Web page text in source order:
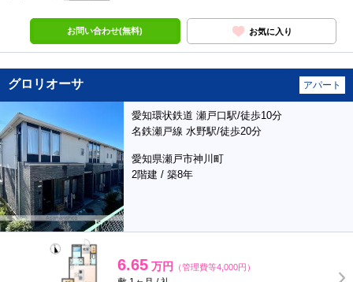
お問い合わせ(無料) お気に入り
グロリオーサ アパート
愛知環状鉄道 瀬戸口駅/徒歩10分
名鉄瀬戸線 水野駅/徒歩20分
愛知県瀬戸市神川町
2階建 / 築8年
6.65 万円 （管理費等4,000円）